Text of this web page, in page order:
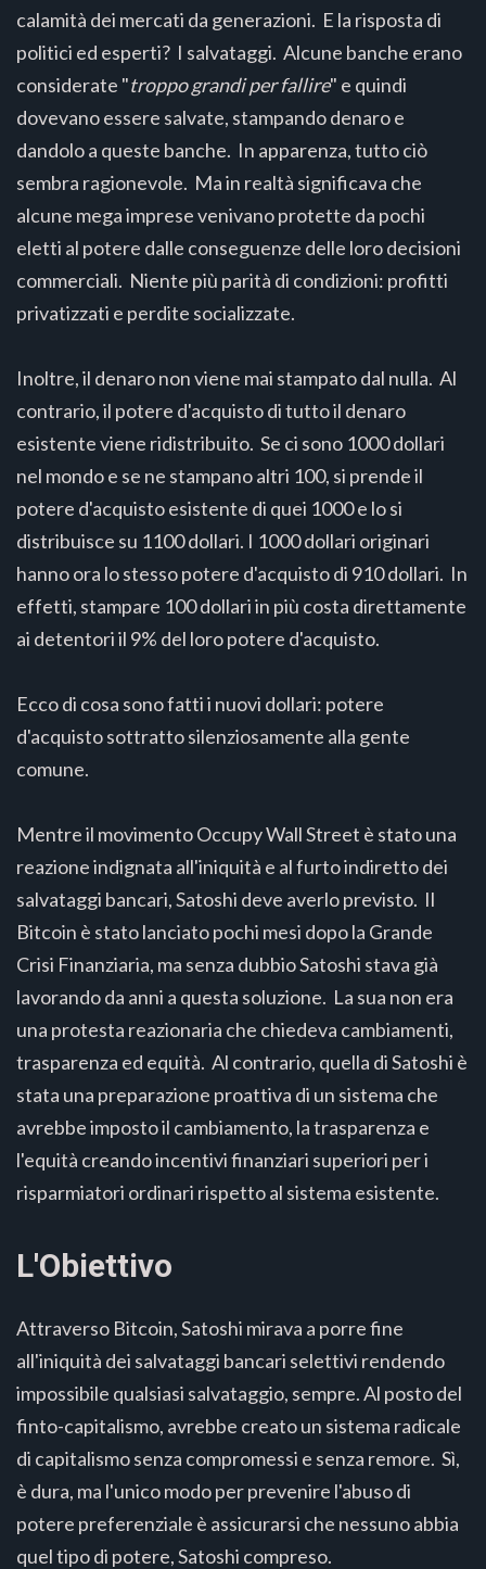
calamità dei mercati da generazioni. E la risposta di
politici ed esperti? I salvataggi. Alcune banche erano
considerate "troppo grandi per fallire" e quindi
dovevano essere salvate, stampando denaro e
dandolo a queste banche. In apparenza, tutto ciò
sembra ragionevole. Ma in realtà significava che
alcune mega imprese venivano protette da pochi
eletti al potere dalle conseguenze delle loro decisioni
commerciali. Niente più parità di condizioni: profitti
privatizzati e perdite socializzate.
Inoltre, il denaro non viene mai stampato dal nulla. Al
contrario, il potere d'acquisto di tutto il denaro
esistente viene ridistribuito. Se ci sono 1000 dollari
nel mondo e se ne stampano altri 100, si prende il
potere d'acquisto esistente di quei 1000 e lo si
distribuisce su 1100 dollari. I 1000 dollari originari
hanno ora lo stesso potere d'acquisto di 910 dollari. In
effetti, stampare 100 dollari in più costa direttamente
ai detentori il 9% del loro potere d'acquisto.
Ecco di cosa sono fatti i nuovi dollari: potere
d'acquisto sottratto silenziosamente alla gente
comune.
Mentre il movimento Occupy Wall Street è stato una
reazione indignata all'iniquità e al furto indiretto dei
salvataggi bancari, Satoshi deve averlo previsto. Il
Bitcoin è stato lanciato pochi mesi dopo la Grande
Crisi Finanziaria, ma senza dubbio Satoshi stava già
lavorando da anni a questa soluzione. La sua non era
una protesta reazionaria che chiedeva cambiamenti,
trasparenza ed equità. Al contrario, quella di Satoshi è
stata una preparazione proattiva di un sistema che
avrebbe imposto il cambiamento, la trasparenza e
l'equità creando incentivi finanziari superiori per i
risparmiatori ordinari rispetto al sistema esistente.
L'Obiettivo
Attraverso Bitcoin, Satoshi mirava a porre fine
all'iniquità dei salvataggi bancari selettivi rendendo
impossibile qualsiasi salvataggio, sempre. Al posto del
finto-capitalismo, avrebbe creato un sistema radicale
di capitalismo senza compromessi e senza remore. Sì,
è dura, ma l'unico modo per prevenire l'abuso di
potere preferenziale è assicurarsi che nessuno abbia
quel tipo di potere, Satoshi compreso.